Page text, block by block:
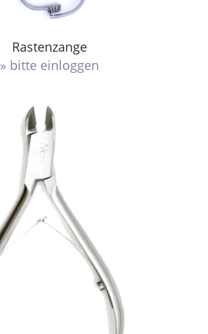
Rastenzange
» bitte einloggen